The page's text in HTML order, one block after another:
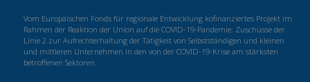
Vom Europäischen Fonds für regionale Entwicklung kofinanziertes Projekt im
Rahmen der Reaktion der Union auf die COVID-19-Pandemie: Zuschüsse der
Linie 2 zur Aufrechterhaltung der Tätigkeit von Selbstständigen und kleinen
und mittleren Unternehmen in den von der COVID-19-Krise am stärksten
betroffenen Sektoren.